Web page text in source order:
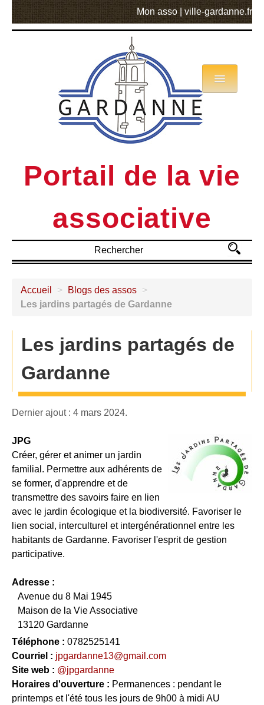
Mon asso ville-gardanne.fr
Portail de la vie
associative
Annuaire
Actualités
MVA
Accueil > Blogs des assos >
Les jardins partagés de Gardanne
Les jardins partagés de
Gardanne
Dernier ajout : 4 mars 2024.
JPG
Créer, gérer et animer un jardin
familial. Permettre aux adhérents de
se former, d'apprendre et de
transmettre des savoirs faire en lien
avec le jardin écologique et la biodiversité. Favoriser le
lien social, interculturel et intergénérationnel entre les
habitants de Gardanne. Favoriser l'esprit de gestion
participative.
Adresse :
Avenue du 8 Mai 1945
Maison de la Vie Associative
13120 Gardanne
Téléphone : 0782525141
Courriel : jpgardanne13@gmail.com
Site web : @jpgardanne
Horaires d'ouverture : Permanences : pendant le
printemps et l'été tous les jours de 9h00 à midi AU